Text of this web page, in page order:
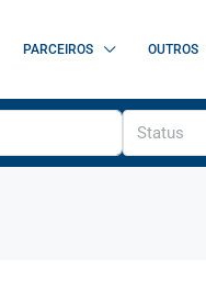
PARCEIROS OUTROS
Status